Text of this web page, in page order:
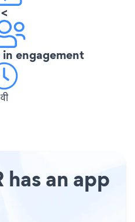
<
in engagement
वी
has an app